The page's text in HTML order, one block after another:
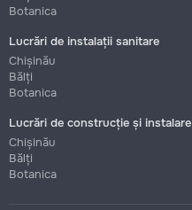
Botanica
Lucrări de instalații sanitare
Chișinău
Bălți
Botanica
Lucrări de construcție și instalare
Chișinău
Bălți
Botanica